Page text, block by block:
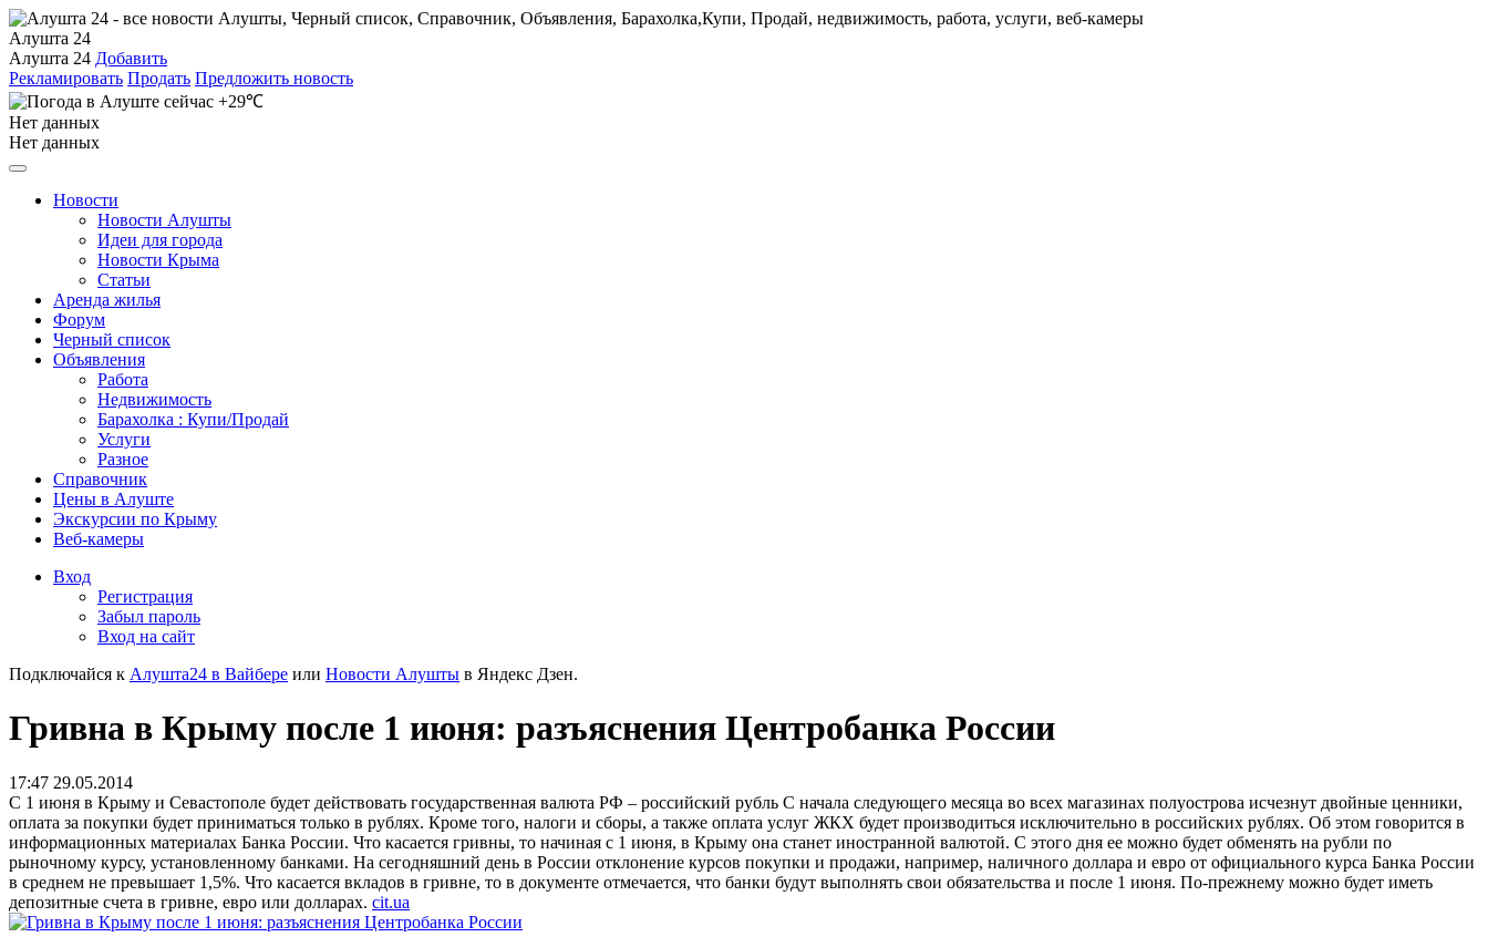
Алушта 24
Алушта 24 Добавить
Рекламировать Продать Предложить новость
+29℃
Нет данных
Нет данных
Новости
Новости Алушты
Идеи для города
Новости Крыма
Статьи
Аренда жилья
Форум
Черный список
Объявления
Работа
Недвижимость
Барахолка : Купи/Продай
Услуги
Разное
Справочник
Цены в Алуште
Экскурсии по Крыму
Веб-камеры
Вход
Регистрация
Забыл пароль
Вход на сайт
Подключайся к Алушта24 в Вайбере или Новости Алушты в Яндекс Дзен.
Гривна в Крыму после 1 июня: разъяснения Центробанка России
17:47 29.05.2014
С 1 июня в Крыму и Севастополе будет действовать государственная валюта РФ – российский рубль С начала следующего месяца во всех магазинах полуострова исчезнут двойные ценники,
оплата за покупки будет приниматься только в рублях. Кроме того, налоги и сборы, а также оплата услуг ЖКХ будет производиться исключительно в российских рублях. Об этом говорится в
информационных материалах Банка России. Что касается гривны, то начиная с 1 июня, в Крыму она станет иностранной валютой. С этого дня ее можно будет обменять на рубли по
рыночному курсу, установленному банками. На сегодняшний день в России отклонение курсов покупки и продажи, например, наличного доллара и евро от официального курса Банка России
в среднем не превышает 1,5%. Что касается вкладов в гривне, то в документе отмечается, что банки будут выполнять свои обязательства и после 1 июня. По-прежнему можно будет иметь
депозитные счета в гривне, евро или долларах. cit.ua